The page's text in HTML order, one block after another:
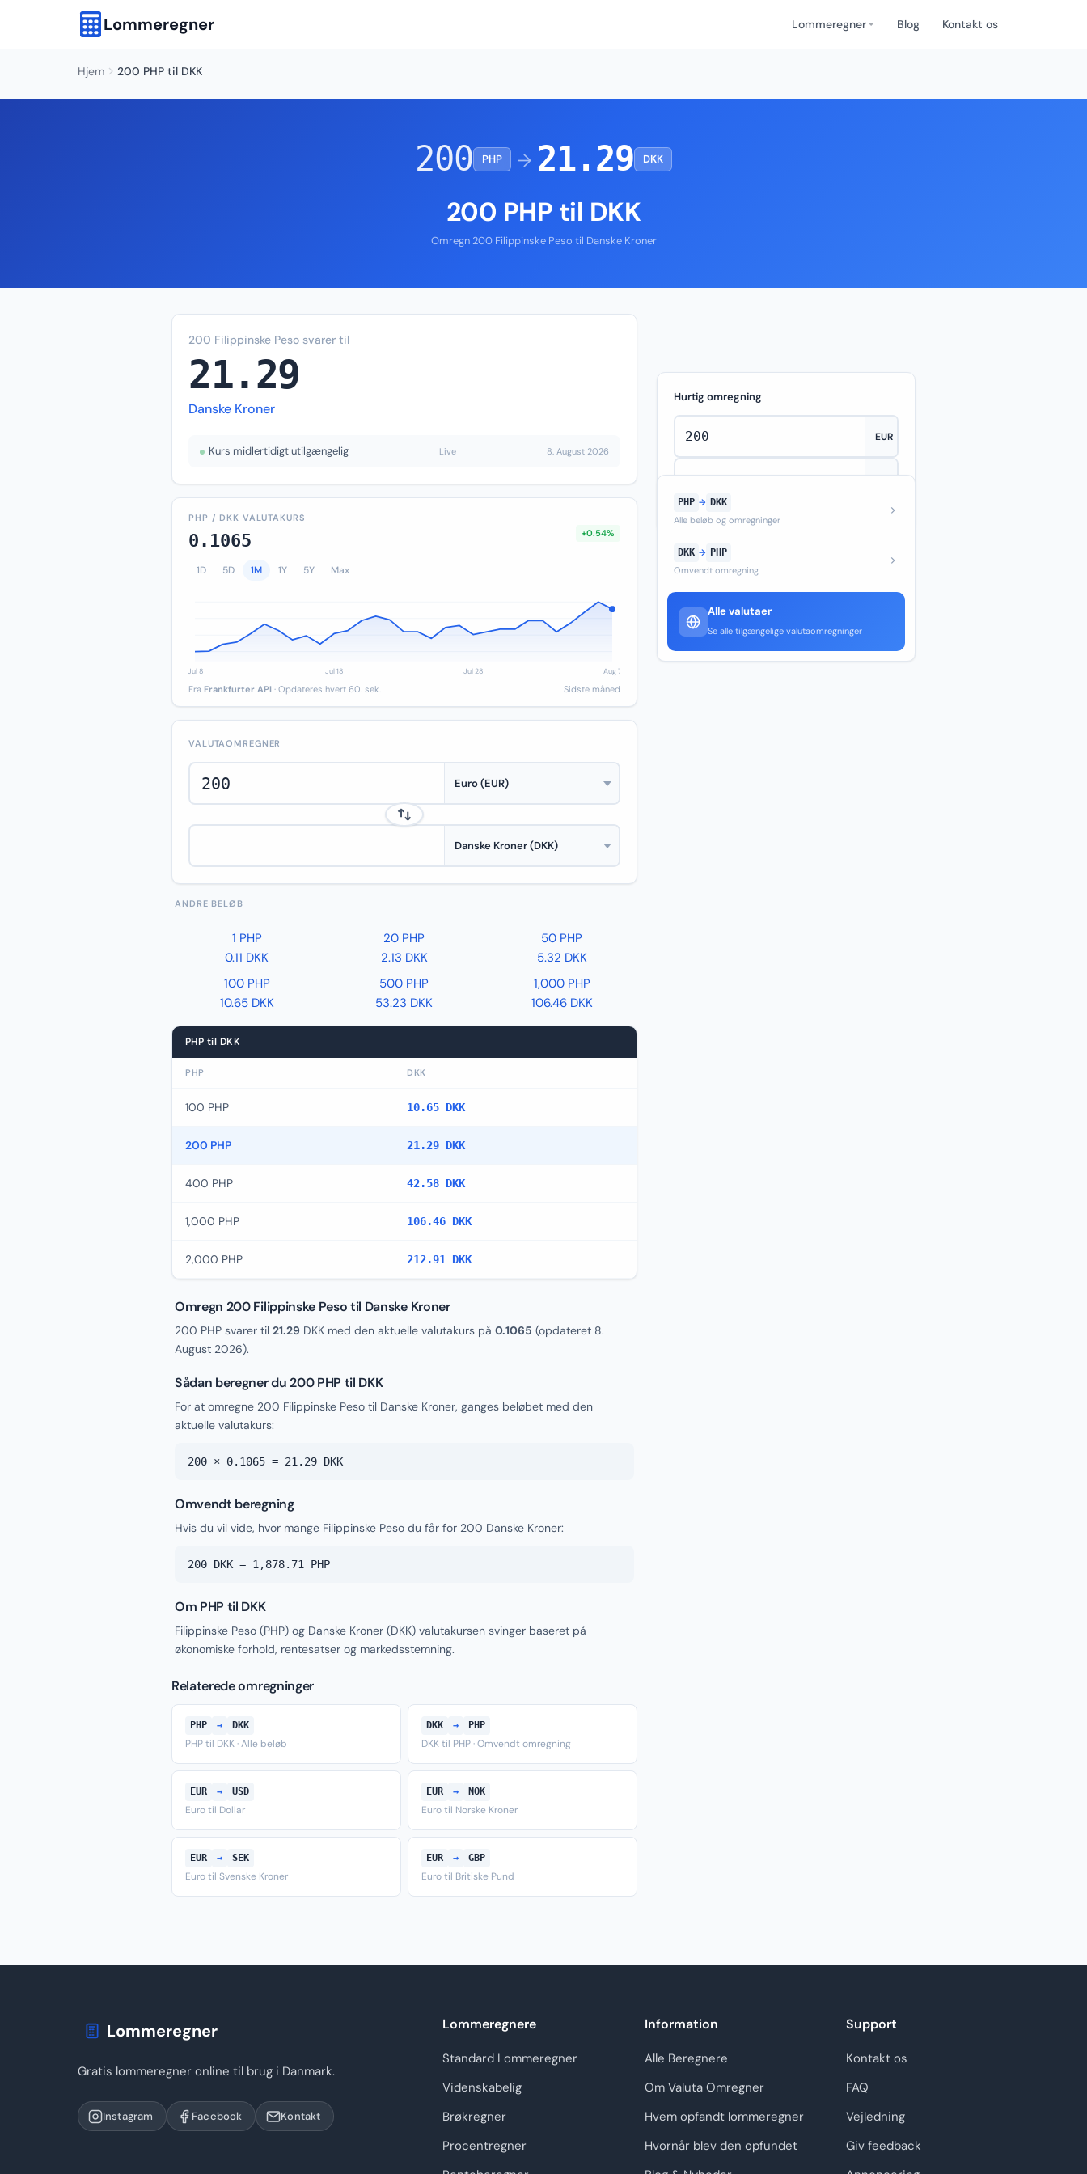
Lommeregner Lommeregner Blog Kontakt os
Hjem 200 PHP til DKK
200 PHP → 21.29 DKK
200 PHP til DKK
Omregn 200 Filippinske Peso til Danske Kroner
200 Filippinske Peso svarer til
21.29
Danske Kroner
Kurs midlertidigt utilgængelig Live 8. August 2026
PHP / DKK VALUTAKURS
0.1065 +0.54%
1D 5D 1M 1Y 5Y Max
Fra Frankfurter API · Opdateres hvert 60. sek. Sidste måned
VALUTAOMREGNER
ANDRE BELØB
1 PHP
0.11 DKK
20 PHP
2.13 DKK
50 PHP
5.32 DKK
100 PHP
10.65 DKK
500 PHP
53.23 DKK
1,000 PHP
106.46 DKK
PHP til DKK
PHP DKK
100 PHP 10.65 DKK
200 PHP 21.29 DKK
400 PHP 42.58 DKK
1,000 PHP 106.46 DKK
2,000 PHP 212.91 DKK
Omregn 200 Filippinske Peso til Danske Kroner
200 PHP svarer til 21.29 DKK med den aktuelle valutakurs på 0.1065 (opdateret 8.
August 2026).
Sådan beregner du 200 PHP til DKK
For at omregne 200 Filippinske Peso til Danske Kroner, ganges beløbet med den
aktuelle valutakurs:
200 × 0.1065 = 21.29 DKK
Omvendt beregning
Hvis du vil vide, hvor mange Filippinske Peso du får for 200 Danske Kroner:
200 DKK = 1,878.71 PHP
Om PHP til DKK
Filippinske Peso (PHP) og Danske Kroner (DKK) valutakursen svinger baseret på
økonomiske forhold, rentesatser og markedsstemning.
Relaterede omregninger
PHP → DKK
PHP til DKK · Alle beløb
DKK → PHP
DKK til PHP · Omvendt omregning
EUR → USD
Euro til Dollar
EUR → NOK
Euro til Norske Kroner
EUR → SEK
Euro til Svenske Kroner
EUR → GBP
Euro til Britiske Pund
Hurtig omregning
PHP → DKK
Alle beløb og omregninger
DKK → PHP
Omvendt omregning
Alle valutaer
Se alle tilgængelige valutaomregninger
Lommeregner
Gratis lommeregner online til brug i Danmark.
Instagram Facebook Kontakt
Lommeregnere
Standard Lommeregner
Videnskabelig
Brøkregner
Procentregner
Information
Alle Beregnere
Om Valuta Omregner
Hvem opfandt lommeregner
Hvornår blev den opfundet
Support
Kontakt os
FAQ
Vejledning
Giv feedback